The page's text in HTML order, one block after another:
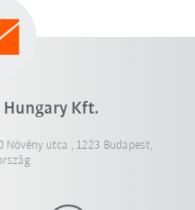
Hungary Kft.
Növény utca , 1223 Budapest,